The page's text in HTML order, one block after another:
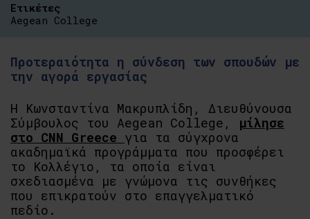
Προτεραιότητα η σύνδεση των σπουδών με
την αγορά εργασίας
Η Κωνσταντίνα Μακρυπλίδη, Διευθύνουσα
Σύμβουλος του Aegean College, μίλησε
στο CNN Greece για τα σύγχρονα
ακαδημαϊκά προγράμματα που προσφέρει
το Κολλέγιο, τα οποία είναι
σχεδιασμένα με γνώμονα τις συνθήκες
που επικρατούν στο επαγγελματικό
πεδίο.
Ετικέτες
Aegean College